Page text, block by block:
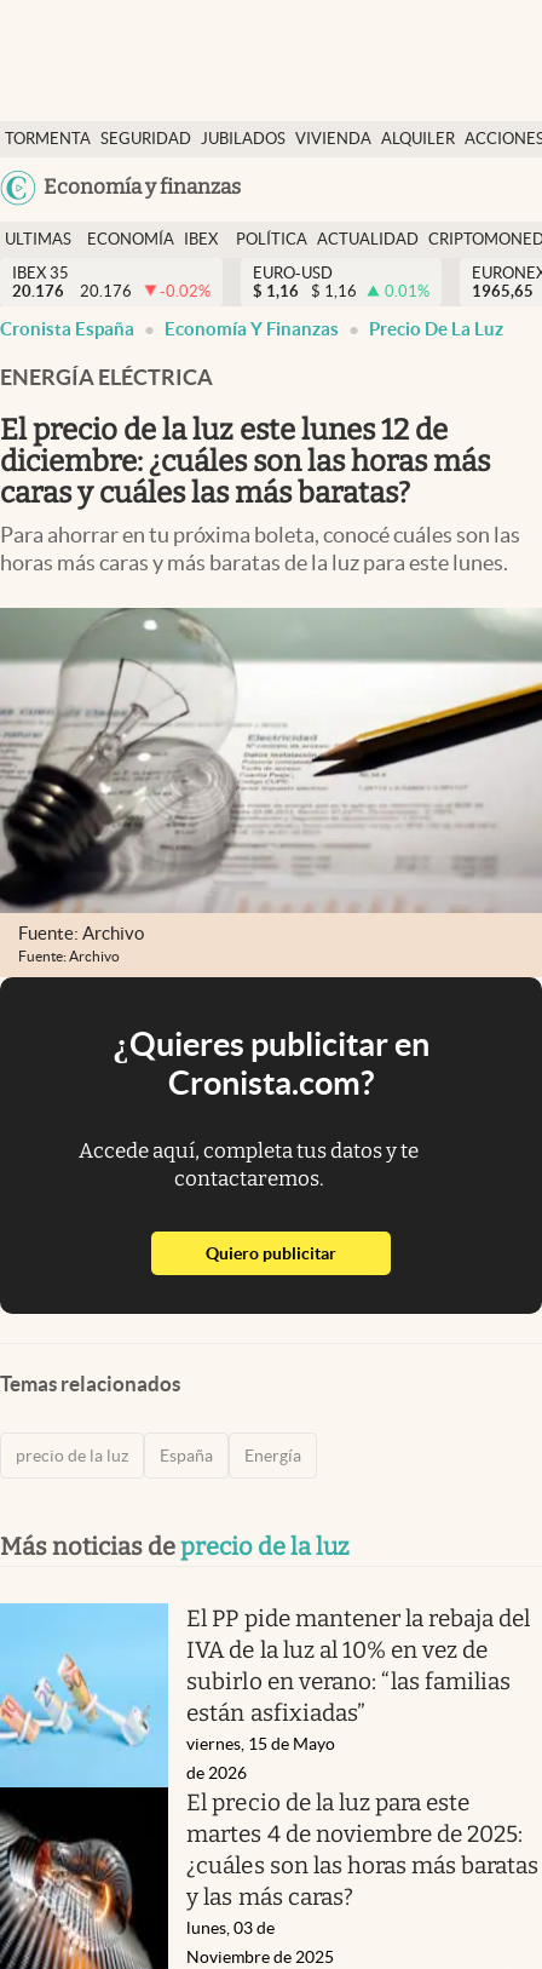
TORMENTA SEGURIDAD JUBILADOS VIVIENDA ALQUILER
USA
Colombia
Economía y finanzas
Economía y finanzas
Política
Actualidad
Criptomonedas
España
ULTIMAS
NOTICIAS
ECONOMÍA
FINANZAS
IBEX
EURO
POLÍTICA ACTUALIDAD
IBEX 35
20.176
20.176 -0.02%
EURO-USD
$ 1,16 $ 1,16 0.01%
1965,65
Cronista España Economía Y Finanzas Precio De La Luz
ENERGÍA ELÉCTRICA
El precio de la luz este lunes 12 de
diciembre: ¿cuáles son las horas más
caras y cuáles las más baratas?
Para ahorrar en tu próxima boleta, conocé cuáles son las
horas más caras y más baratas de la luz para este lunes.
Fuente: Archivo
Fuente: Archivo
¿Quieres publicitar en
Cronista.com?
Accede aquí, completa tus datos y te
contactaremos.
Quiero publicitarabre en nueva pestaña
Temas relacionados
precio de la luz España Energía
Más noticias deprecio de la luz
El PP pide mantener la rebaja del
IVA de la luz al 10% en vez de
subirlo en verano: “las familias
están asfixiadas”
viernes, 15 de Mayo
de 2026
El precio de la luz para este
martes 4 de noviembre de 2025:
¿cuáles son las horas más baratas
y las más caras?
lunes, 03 de
Noviembre de 2025